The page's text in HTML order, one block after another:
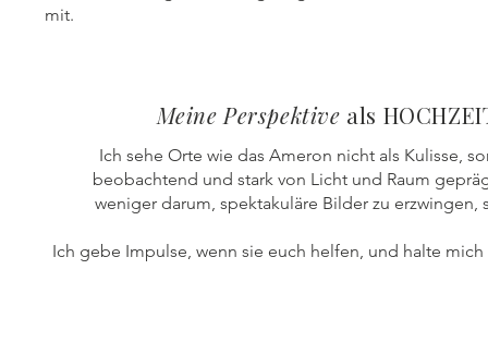
mit.
Meine Perspektive als
Ich sehe Orte wie das Ameron nicht als Kulisse,
beobachtend und stark von Licht und Raum
weniger darum, spektakuläre Bilder zu
Ich gebe Impulse, wenn sie euch helfen, und halte